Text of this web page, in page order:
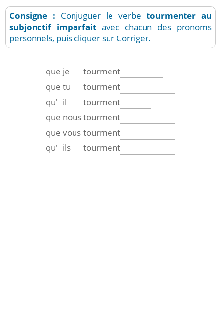
Consigne : Conjuguer le verbe tourmenter au
subjonctif imparfait avec chacun des pronoms
personnels, puis cliquer sur Corriger.
que je
tourment
que tu
tourment
qu' il
tourment
que noustourment
que vous tourment
qu' ils tourment